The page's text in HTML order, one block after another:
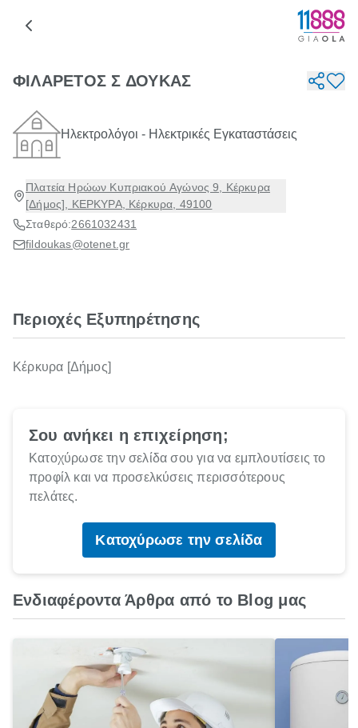
ΦΙΛΑΡΕΤΟΣ Σ ΔΟΥΚΑΣ
Ηλεκτρολόγοι - Ηλεκτρικές Εγκαταστάσεις
Πλατεία Ηρώων Κυπριακού Αγώνος 9, Κέρκυρα
[Δήμος], ΚΕΡΚΥΡΑ, Κέρκυρα, 49100
Σταθερό:2661032431
fildoukas@otenet.gr
Περιοχές Εξυπηρέτησης
Κέρκυρα [Δήμος]
Σου ανήκει η επιχείρηση;
Κατοχύρωσε την σελίδα σου για να εμπλουτίσεις το
προφίλ και να προσελκύσεις περισσότερους
πελάτες.
Κατοχύρωσε την σελίδα
Ενδιαφέροντα Άρθρα από το Blog μας